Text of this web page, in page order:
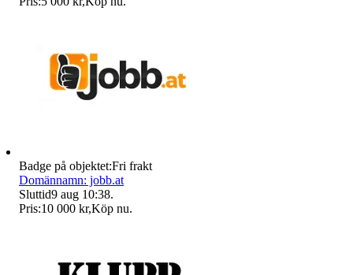
Badge på objektet:Fri frakt
Domännamn: jobb.at
Sluttid9 aug 10:38.
Pris:10 000 kr,Köp nu.